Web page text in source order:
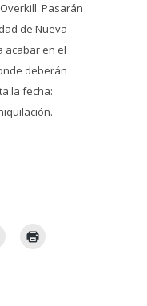
Pasarán
de Nueva
acabar en el
deberán
la fecha: